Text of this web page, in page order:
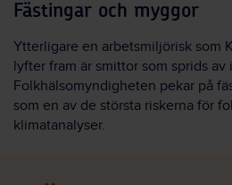
Fästingar och myggor
Ytterligare en arbetsmiljörisk som
lyfter fram är smittor som sprids
Folkhälsomyndigheten pekar på
som en av de största riskerna för
klimatanalyser.